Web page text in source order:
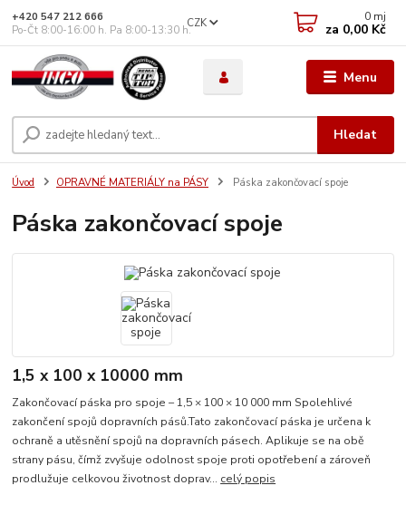
Menu
CZK
Hledat
+420 547 212 666
Po-Čt 8:00-16:00 h. Pa 8:00-13:30 h.
0 mj
za 0,00 Kč
Úvod OPRAVNÉ MATERIÁLY na PÁSY Páska zakončovací spoje
Páska zakončovací spoje
1,5 x 100 x 10000 mm
Zakončovací páska pro spoje – 1,5 × 100 × 10 000 mm Spolehlivé
zakončení spojů dopravních pásů.Tato zakončovací páska je určena k
ochraně a utěsnění spojů na dopravních pásech. Aplikuje se na obě
strany pásu, čímž zvyšuje odolnost spoje proti opotřebení a zároveň
prodlužuje celkovou životnost doprav... celý popis